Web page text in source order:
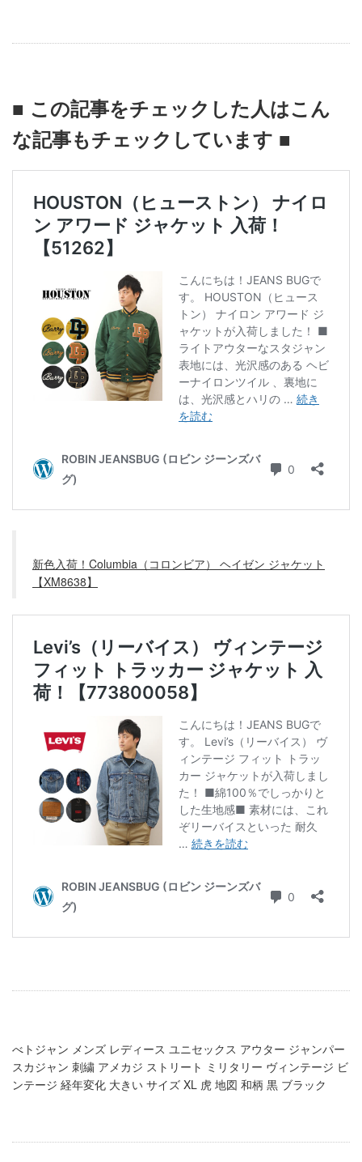
■ この記事をチェックした人はこん
な記事もチェックしています ■
新色入荷！Columbia（コロンビア） ヘイゼン ジャケット
【XM8638】
べトジャン メンズ レディース ユニセックス アウター ジャンパー
スカジャン 刺繍 アメカジ ストリート ミリタリー ヴィンテージ ビ
ンテージ 経年変化 大きい サイズ XL 虎 地図 和柄 黒 ブラック